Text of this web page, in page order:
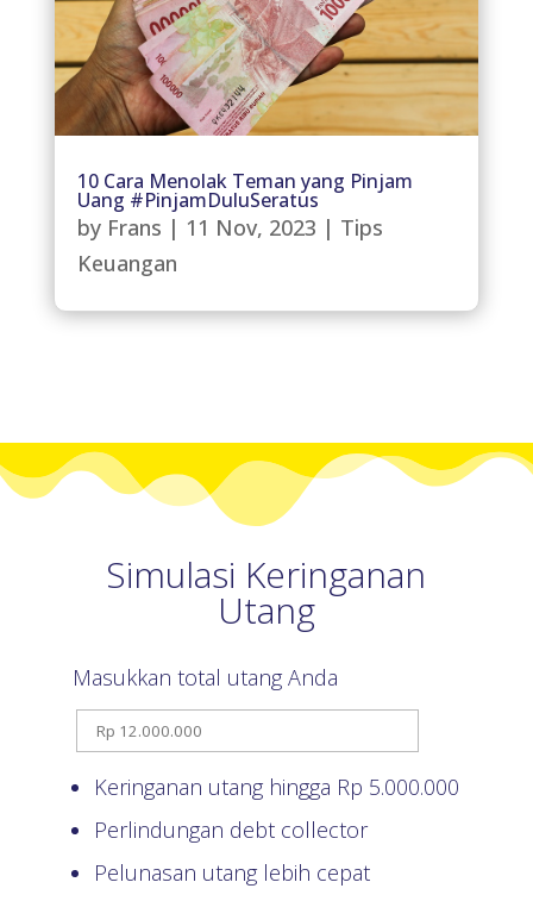
10 Cara Menolak Teman yang Pinjam
Uang #PinjamDuluSeratus
by Frans | 11 Nov, 2023 | Tips
Keuangan
Simulasi Keringanan
Utang
Masukkan total utang Anda
Keringanan utang hingga Rp 5.000.000
Perlindungan debt collector
Pelunasan utang lebih cepat